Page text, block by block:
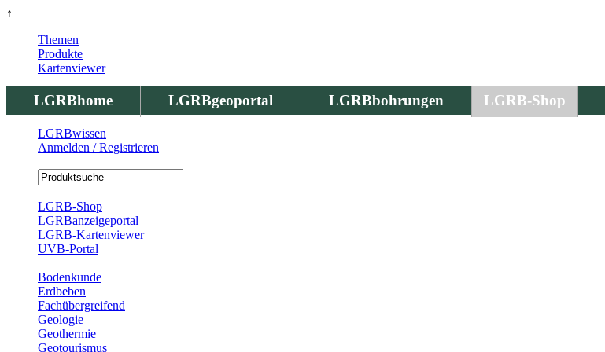
↑
LGRBhome LGRBgeoportal LGRBbohrungen LGRB-Shop
Themen
Produkte
Kartenviewer
LGRBwissen
Anmelden / Registrieren
LGRB-Shop
LGRBanzeigeportal
LGRB-Kartenviewer
UVB-Portal
Bodenkunde
Erdbeben
Fachübergreifend
Geologie
Geothermie
Geotourismus